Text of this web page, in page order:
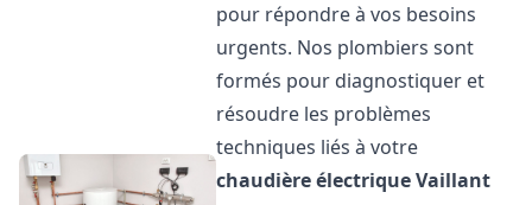
pour répondre à vos besoins
urgents. Nos plombiers sont
formés pour diagnostiquer et
résoudre les problèmes
techniques liés à votre
chaudière électrique Vaillant